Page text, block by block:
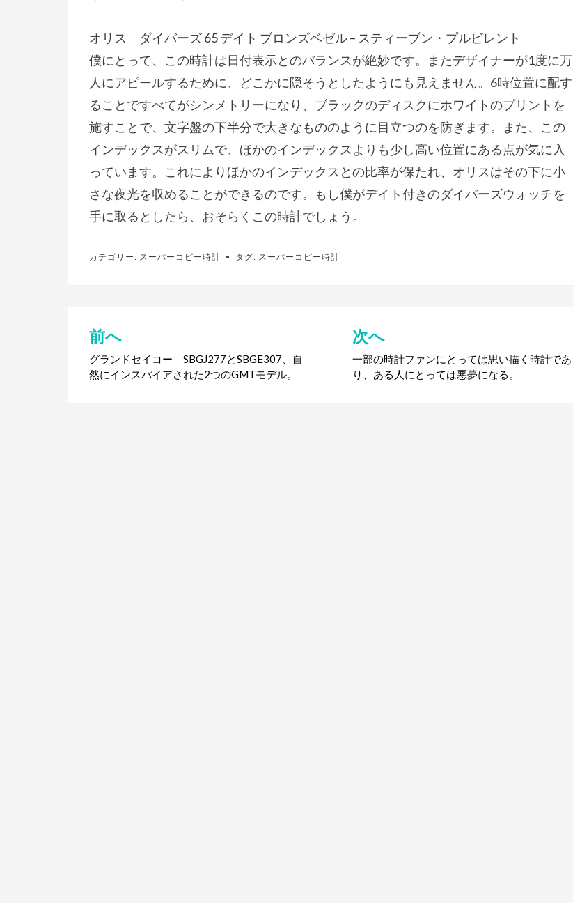
オリス ダイバーズ 65 デイト ブロンズベゼル – スティーブン・プルビレント
僕にとって、この時計は日付表示とのバランスが絶妙です。またデザイナーが1度に万
人にアピールするために、どこかに隠そうとしたようにも見えません。6時位置に配す
ることですべてがシンメトリーになり、ブラックのディスクにホワイトのプリントを
施すことで、文字盤の下半分で大きなもののように目立つのを防ぎます。また、この
インデックスがスリムで、ほかのインデックスよりも少し高い位置にある点が気に入
っています。これによりほかのインデックスとの比率が保たれ、オリスはその下に小
さな夜光を収めることができるのです。もし僕がデイト付きのダイバーズウォッチを
手に取るとしたら、おそらくこの時計でしょう。
カテゴリー: スーパーコピー時計 タグ: スーパーコピー時計
投
稿
前へ
グランドセイコー SBGJ277とSBGE307、自
然にインスパイアされた2つのGMTモデル。
次へ
一部の時計ファンにとっては思い描く時計であ
り、ある人にとっては悪夢になる。